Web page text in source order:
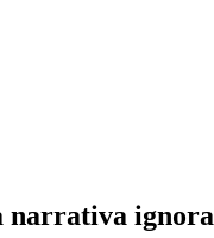
narrativa ignora